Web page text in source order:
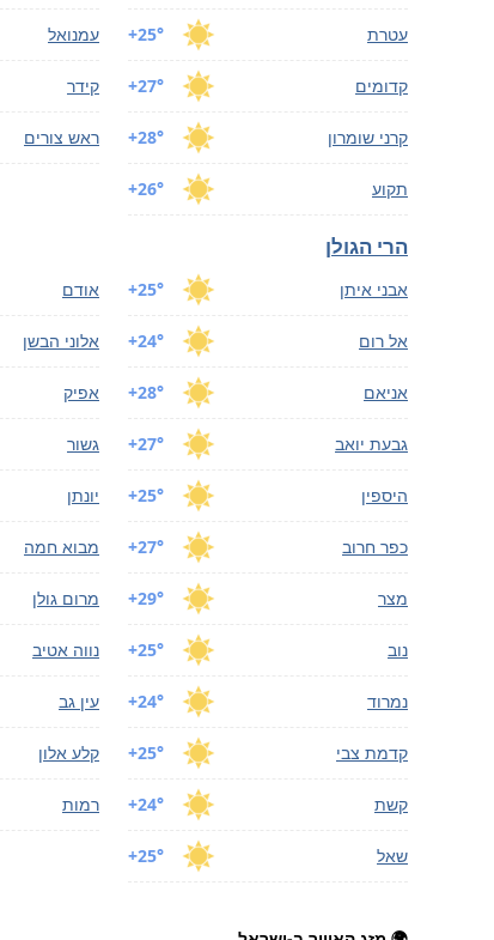
+25° עטרת עמנואל
+27° קדומים קידר
+28° קרני שומרון ראש צורים
+26° תקוע
הרי הגולן
+25° אבני איתן אודם
+24° אל רום אלוני הבשן
+28° אניאם אפיק
+27° גבעת יואב גשור
+25° היספין יונתן
+27° כפר חרוב מבוא חמה
+29° מצר מרום גולן
+25° נוב נווה אטיב
+24° נמרוד עין גב
+25° קדמת צבי קלע אלון
+24° קשת רמות
+25° שאל